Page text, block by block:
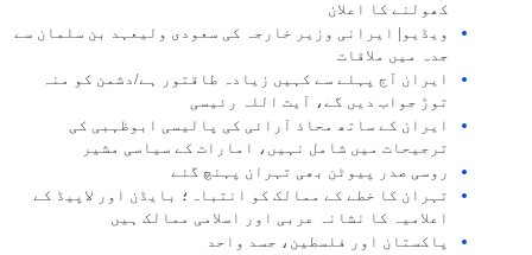
کھولنے کا اعلان
ویڈیو| ایرانی وزیر خارجہ کی سعودی ولیعہد بن سلمان سے
جدہ میں ملاقات
ایران آج پہلے سے کہیں زیادہ طاقتور ہے/دشمن کو منہ
توڑ جواب دیں گے، آیت اللہ رئیسی
ایران کے ساتھ محاذ آرائی کی پالیسی ابوظہبی کی
ترجیحات میں شامل نہیں، امارات کے سیاسی مشیر
روسی صدر پیوٹن بھی تہران پہنچ گئے
تہران کا خطے کے ممالک کو انتباہ؛ بایڈن اور لاپیڈ کے
اعلامیہ کا نشانہ عربی اور اسلامی ممالک ہیں
پاکستان اور فلسطین، جسد واحد